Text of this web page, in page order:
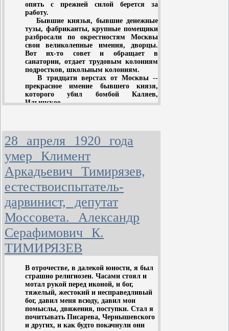
основные начала учения о жизни
растений
Наука и общество
Ботаника пользуется сравнительно
малым сочувствием в обществе, о
ней существует превратное понятие,
потому что она преследует цели,
вращаясь в круге идей, имеющих
опять с прежней силой берется за
работу.
Бывшие князья, бывшие денежные
тузы, фабриканты, крупные помещики
разбросали по окрестностям Москвы
свои великолепные имения, дворцы.
Вот их-то совет и обращает в
санатории, отдает трудовым колониям
подростков, школьным колониям.
В тридцати верстах от Москвы --
прекрасное имение бывшего князя,
которого убил бомбой Каляев,
Ильинское.
по пояс, а за лугом синей стеной
сосновый бор -- царство ягод и грибов.
28 апреля 1920 года
умер Климент
Аркадьевич Тимирязев,
естествоиспытатель-
дарвинист, депутат
Моссовета. Александр
Серафимович К.
ТИМИРЯЗЕВ
В отрочестве, в далекой юности, я был
страшно религиозен. Часами стоял и
мотал рукой перед иконой, и бог,
тяжелый, жестокий и несправедливый
бог, давил меня всюду, давил мои
помыслы, движения, поступки. Стал я
почитывать Писарева, Чернышевского
и других, и как будто покачнули они